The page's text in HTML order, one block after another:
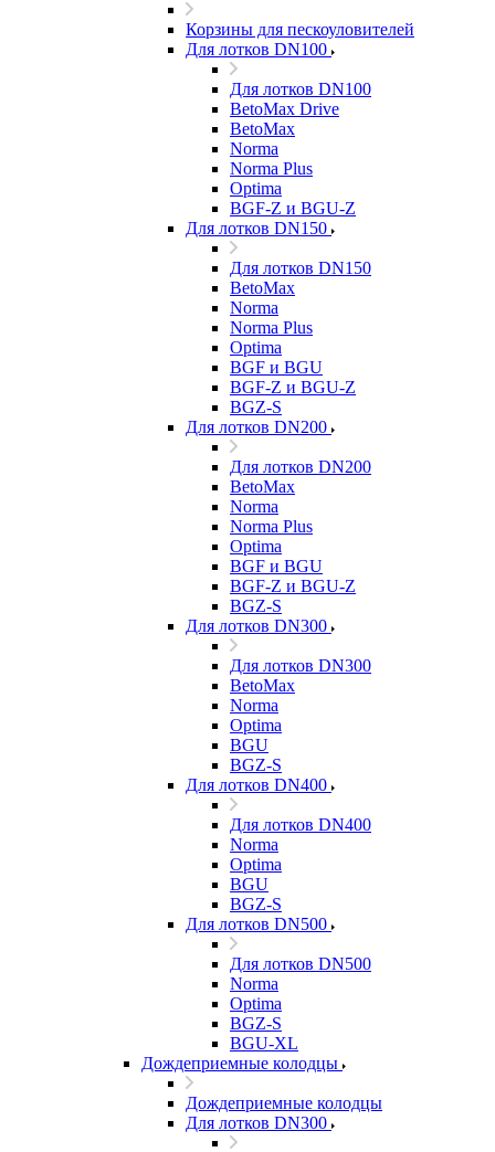
Корзины для пескоуловителей
Для лотков DN100
Для лотков DN100
BetoMax Drive
BetoMax
Norma
Norma Plus
Optima
BGF-Z и BGU-Z
Для лотков DN150
Для лотков DN150
BetoMax
Norma
Norma Plus
Optima
BGF и BGU
BGF-Z и BGU-Z
BGZ-S
Для лотков DN200
Для лотков DN200
BetoMax
Norma
Norma Plus
Optima
BGF и BGU
BGF-Z и BGU-Z
BGZ-S
Для лотков DN300
Для лотков DN300
BetoMax
Norma
Optima
BGU
BGZ-S
Для лотков DN400
Для лотков DN400
Norma
Optima
BGU
BGZ-S
Для лотков DN500
Для лотков DN500
Norma
Optima
BGZ-S
BGU-XL
Дождеприемные колодцы
Дождеприемные колодцы
Для лотков DN300